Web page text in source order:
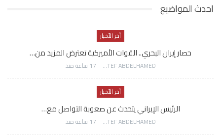
احدث المواضيع
أخر الأخبار
حصار إيران البحري.. القوات الأميركية تعترض المزيد من…
AWATEF ABDELHAMED 17 ساعة منذ
أخر الأخبار
الرئيس الإيراني يتحدث عن صعوبة التواصل مع…
AWATEF ABDELHAMED 17 ساعة منذ